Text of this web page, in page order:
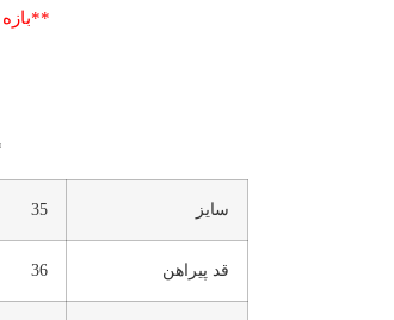
سایز 35
قد پیراهن 36